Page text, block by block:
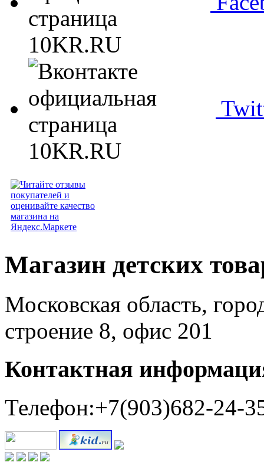
Магазин детских
Московская область,
строение 8, офис 201
Контактная
Телефон:+7(903)682-24-